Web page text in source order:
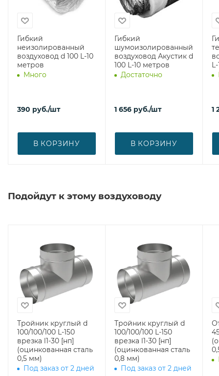
Гибкий
неизолированный
воздуховод d 100 L-10
метров
Много
390 руб./шт
В КОРЗИНУ
Гибкий
шумоизолированный
воздуховод Акустик d
100 L-10 метров
Достаточно
1 656 руб./шт
В КОРЗИНУ
1
Подойдут к этому воздуховоду
Тройник круглый d
100/100/100 L-150
врезка l1-30 [нп]
(оцинкованная сталь
0,5 мм)
Под заказ от 2 дней
Тройник круглый d
100/100/100 L-150
врезка l1-30 [нп]
(оцинкованная сталь
0,8 мм)
Под заказ от 2 дней